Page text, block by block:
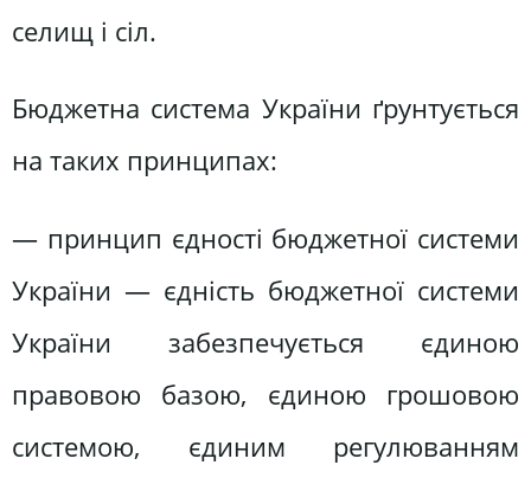
селищ і сіл.
Бюджетна система України ґрунтується
на таких принципах:
— принцип єдності бюджетної системи
України — єдність бюджетної системи
України забезпечується єдиною
правовою базою, єдиною грошовою
системою, єдиним регулюванням